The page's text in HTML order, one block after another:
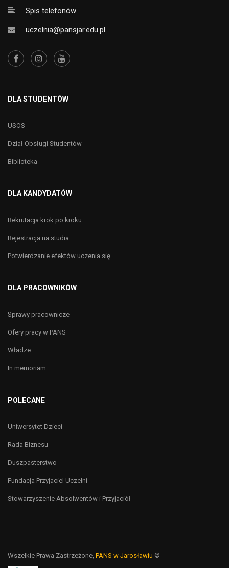
Spis telefonów
uczelnia@pansjar.edu.pl
DLA STUDENTÓW
USOS
Dział Obsługi Studentów
Biblioteka
DLA KANDYDATÓW
Rekrutacja krok po kroku
Rejestracja na studia
Potwierdzanie efektów uczenia się
DLA PRACOWNIKÓW
Sprawy pracownicze
Ofery pracy w PANS
Władze
In memoriam
POLECANE
Uniwersytet Dzieci
Rada Biznesu
Duszpasterstwo
Fundacja Przyjaciel Uczelni
Stowarzyszenie Absolwentów i Przyjaciół
Wszelkie Prawa Zastrzeżone, PANS w Jarosławiu ©